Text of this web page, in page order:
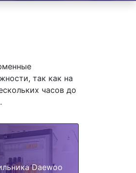
так как на
часов до
Daewoo